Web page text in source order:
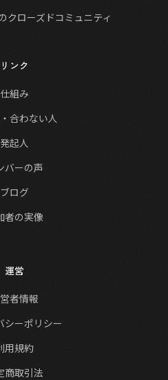
クローズドコミュニティ
リンク
仕組み
合わない人
発起人
バーの声
ブログ
者の実像
運営
者情報
シーポリシー
用規約
商取引法